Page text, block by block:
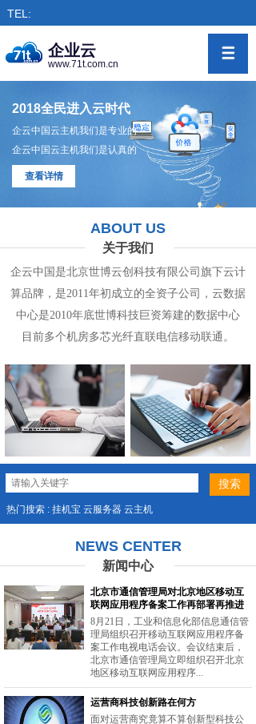
TEL:
企业云
www.71t.com.cn
2018全民进入云时代
企云中国云主机我们是专业的
企云中国云主机我们是认真的
查看详情
ABOUT US
关于我们
企云中国是北京世博云创科技有限公司旗下云计
算品牌，是2011年初成立的全资子公司， 云数据
中心是2010年底世博科技巨资筹建的数据中心
目前多个机房多芯光纤直联电信移动联通。
热门搜索 : 挂机宝 云服务器 云主机
NEWS CENTER
新闻中心
北京市通信管理局对北京地区移动互
联网应用程序备案工作再部署再推进
8月21日，工业和信息化部信息通信管
理局组织召开移动互联网应用程序备
案工作电视电话会议。会议结束后，
北京市通信管理局立即组织召开北京
地区移动互联网应用程序...
运营商科技创新路在何方
面对运营商究竟算不算创新型科技公